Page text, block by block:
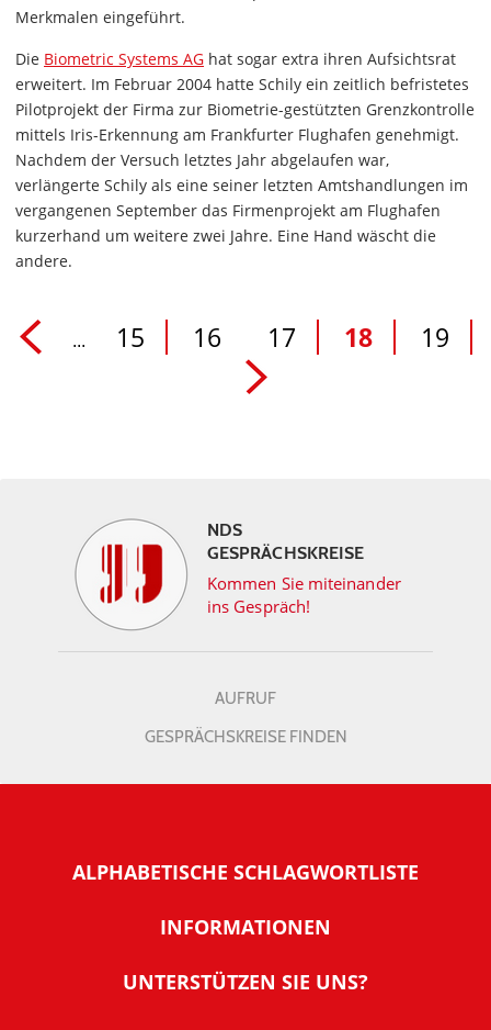
Merkmalen eingeführt.
Die Biometric Systems AG hat sogar extra ihren Aufsichtsrat
erweitert. Im Februar 2004 hatte Schily ein zeitlich befristetes
Pilotprojekt der Firma zur Biometrie-gestützten Grenzkontrolle
mittels Iris-Erkennung am Frankfurter Flughafen genehmigt.
Nachdem der Versuch letztes Jahr abgelaufen war,
verlängerte Schily als eine seiner letzten Amtshandlungen im
vergangenen September das Firmenprojekt am Flughafen
kurzerhand um weitere zwei Jahre. Eine Hand wäscht die
andere.
... 15 16 17 18 19
NDS
GESPRÄCHSKREISE
Kommen Sie miteinander
ins Gespräch!
AUFRUF
GESPRÄCHSKREISE FINDEN
ALPHABETISCHE SCHLAGWORTLISTE
INFORMATIONEN
Warum NachDenkSeiten
UNTERSTÜTZEN SIE UNS?